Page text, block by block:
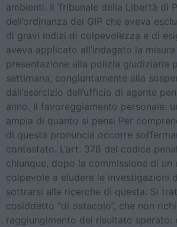
ambienti. Il Tribunale della Libertà di
dell’ordinanza del GIP che aveva
di gravi indizi di colpevolezza e di
aveva applicato all’indagato la
presentazione alla polizia giudiziaria
settimana, congiuntamente alla
dall’esercizio dell’ufficio di agente
anno. Il favoreggiamento personale:
ampia di quanto si pensi Per
di questa pronuncia occorre
contestato. L’art. 378 del codice
chiunque, dopo la commissione di
colpevole a eludere le investigazioni
sottrarsi alle ricerche di questa. Si
cosiddetto “di ostacolo”, che non
raggiungimento del risultato sperato: